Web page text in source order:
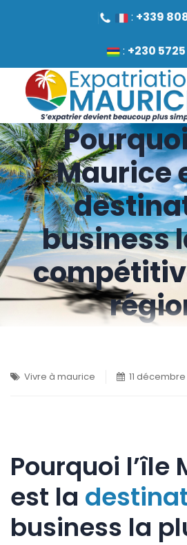
: +339
: +230 5725
Maurice
business
Vivre à maurice 11
Pourquoi l’île
est la
business la